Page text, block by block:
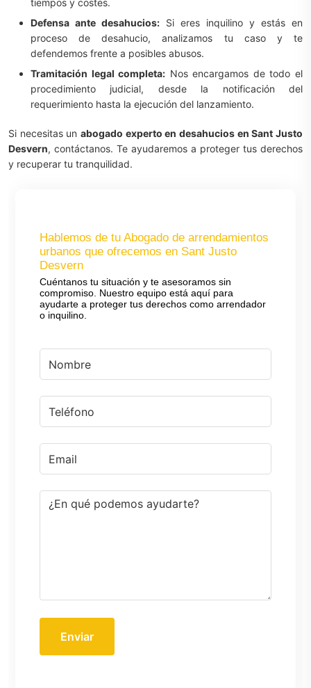
tiempos y costes.
Defensa ante desahucios: Si eres inquilino y estás en
proceso de desahucio, analizamos tu caso y te
defendemos frente a posibles abusos.
Tramitación legal completa: Nos encargamos de todo el
procedimiento judicial, desde la notificación del
requerimiento hasta la ejecución del lanzamiento.
Si necesitas un abogado experto en desahucios en Sant Justo
Desvern, contáctanos. Te ayudaremos a proteger tus derechos
y recuperar tu tranquilidad.
Hablemos de tu Abogado de arrendamientos
urbanos que ofrecemos en Sant Justo
Desvern
Cuéntanos tu situación y te asesoramos sin
compromiso. Nuestro equipo está aquí para
ayudarte a proteger tus derechos como arrendador
o inquilino.
Enviar